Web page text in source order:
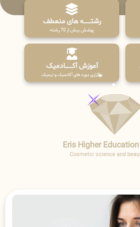
رشتـــــــه های منعطف
پوشش بیش از 70 رشته
آموزش آکـــــــادمیک
برگزاری دوره های آکادمیک و ترمیک
Eris Higher
Cosmetic science and